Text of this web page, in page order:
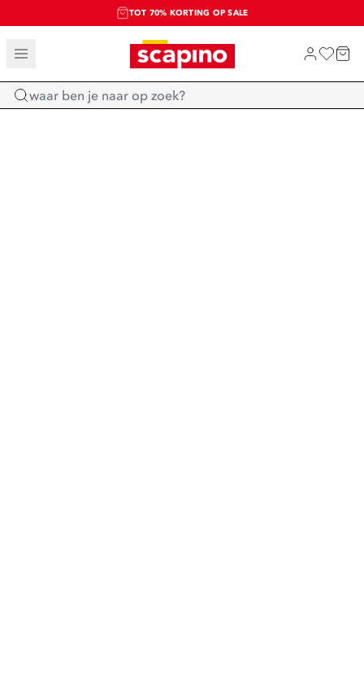
TOT 70% KORTING OP SALE
SALE: LAATSTE KANS!
SHOP NIEUW
Home